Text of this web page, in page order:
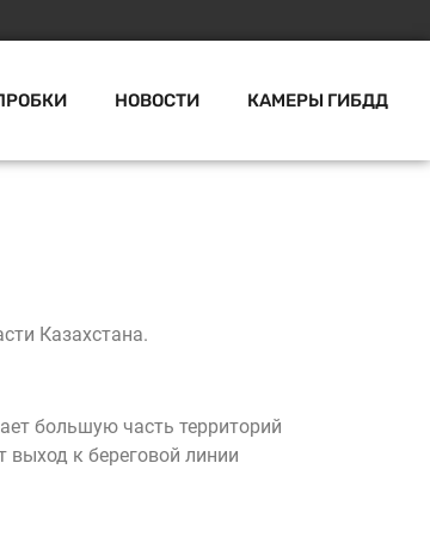
НОВОСТИ КАМЕРЫ ГИБДД
Казахстана.
большую часть территорий
выход к береговой линии